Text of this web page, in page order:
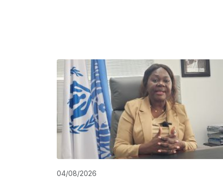
04/08/2026